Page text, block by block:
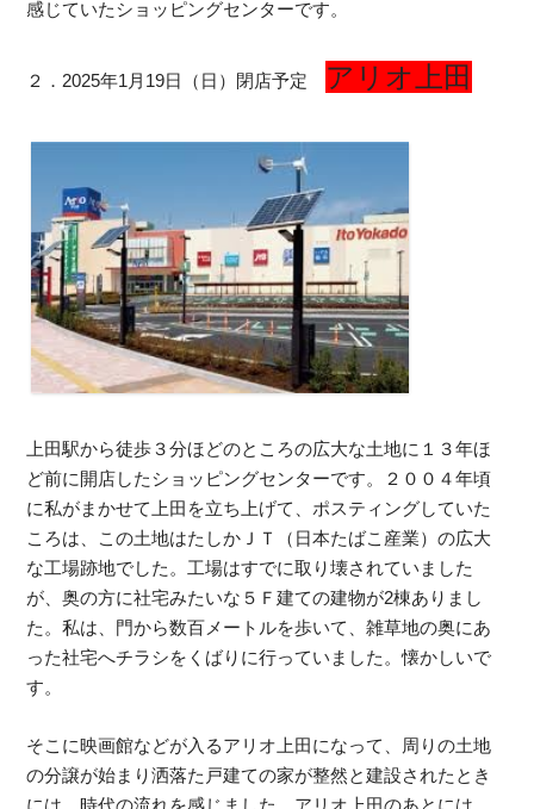
感じていたショッピングセンターです。
２．2025年1月19日（日）閉店予定 アリオ上田
上田駅から徒歩３分ほどのところの広大な土地に１３年ほ
ど前に開店したショッピングセンターです。２００４年頃
に私がまかせて上田を立ち上げて、ポスティングしていた
ころは、この土地はたしかＪＴ（日本たばこ産業）の広大
な工場跡地でした。工場はすでに取り壊されていました
が、奥の方に社宅みたいな５Ｆ建ての建物が2棟ありまし
た。私は、門から数百メートルを歩いて、雑草地の奥にあ
った社宅へチラシをくばりに行っていました。懐かしいで
す。
そこに映画館などが入るアリオ上田になって、周りの土地
の分譲が始まり洒落た戸建ての家が整然と建設されたとき